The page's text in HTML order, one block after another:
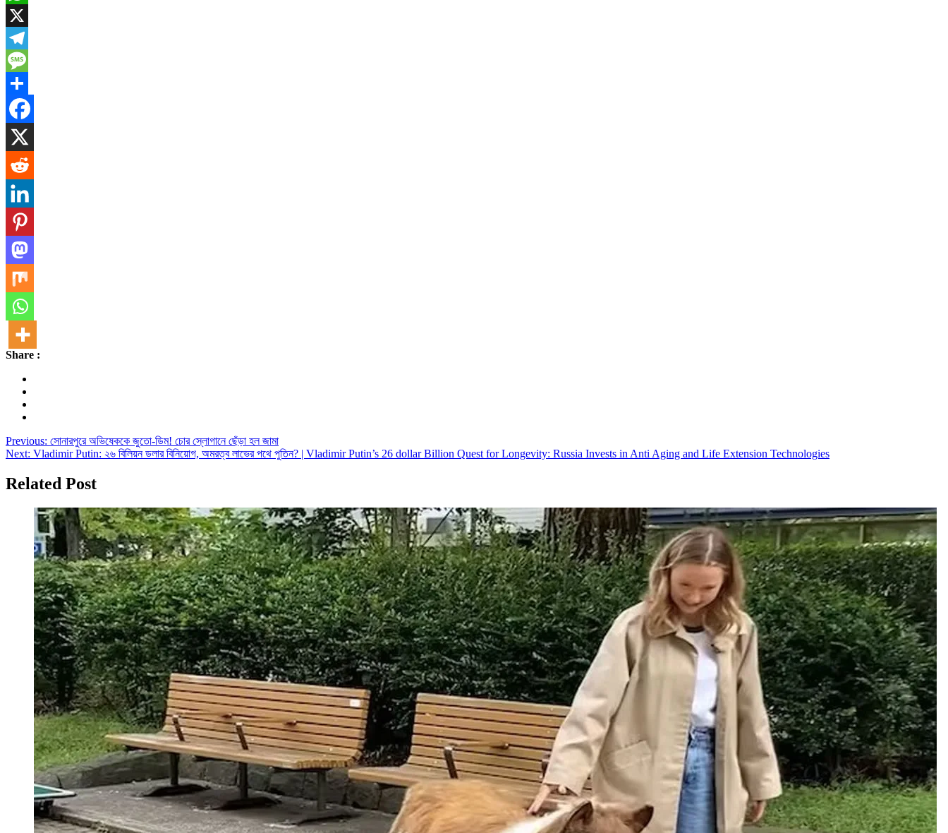
WhatsApp
X
Telegram
Message
Share
Share :
Post
navigation
Previous: সোনারপুরে অভিষেককে জুতো-ডিম! চোর স্লোগানে ছেঁড়া হল জামা
Next: Vladimir Putin: ২৬ বিলিয়ন ডলার বিনিয়োগ, অমরত্ব লাভের পথে পুতিন? | Vladimir Putin’s 26 dollar Billion Quest for Longevity: Russia Invests in Anti Aging and Life Extension Technologies
Related Post